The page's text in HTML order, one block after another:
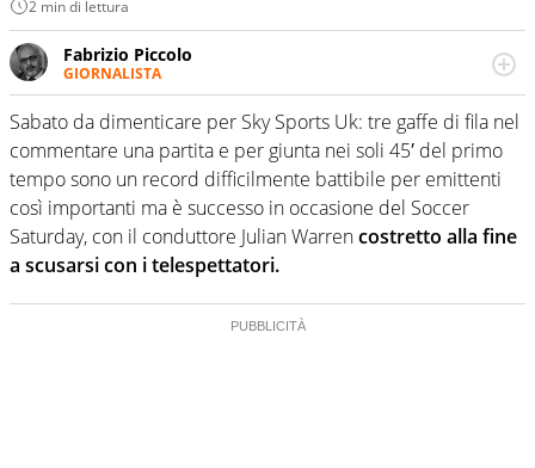
2 min di lettura
Fabrizio Piccolo
GIORNALISTA
Nella sua carriera ha seguito numerose manifestazioni
sportive e collaborato con agenzie e testate. Esperienza,
competenza, conoscenza e memoria storica. Si occupa
prevalentemente di calcio
Sabato da dimenticare per Sky Sports Uk: tre gaffe di fila nel
commentare una partita e per giunta nei soli 45′ del primo
tempo sono un record difficilmente battibile per emittenti
così importanti ma è successo in occasione del Soccer
Saturday, con il conduttore Julian Warrencostretto alla fine
a scusarsi con i telespettatori.